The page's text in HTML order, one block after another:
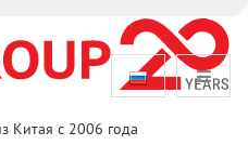
Китая с 2006 года